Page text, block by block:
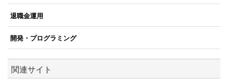
退職金運用
開発・プログラミング
関連サイト